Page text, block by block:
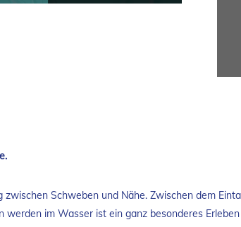
zwischen Schweben und Nähe. Zwischen dem
werden im Wasser ist ein ganz besonderes